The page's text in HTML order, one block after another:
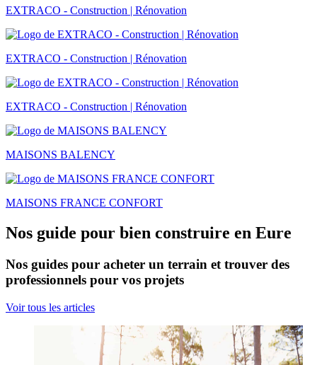
EXTRACO - Construction | Rénovation
EXTRACO - Construction | Rénovation
EXTRACO - Construction | Rénovation
MAISONS BALENCY
MAISONS FRANCE CONFORT
Nos guide pour bien construire en Eure
Nos guides pour acheter un terrain et trouver des
professionnels pour vos projets
Voir tous les articles